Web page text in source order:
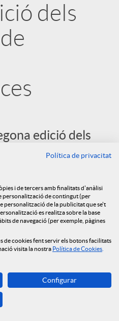
dels
edició dels
i assegurances:
estalviar i
de tipus d'interès
Política de privacitat
i de tercers amb finalitats d'anàlisi
personalització de contingut (per
personalització de la publicitat que se't
es realitza sobre la base
de navegació (per exemple, pàgines
de cookies fent servir els botons facilitats
visita la nostra Política de Cookies
Configurar